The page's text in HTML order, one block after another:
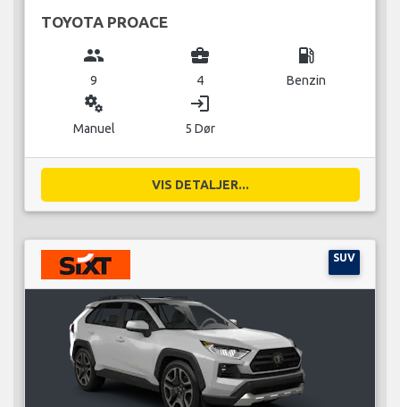
TOYOTA PROACE
group
9
business_center
4
local_gas_station
Benzin
miscellaneous_services
Manuel
login
5 Dør
VIS DETALJER...
SUV